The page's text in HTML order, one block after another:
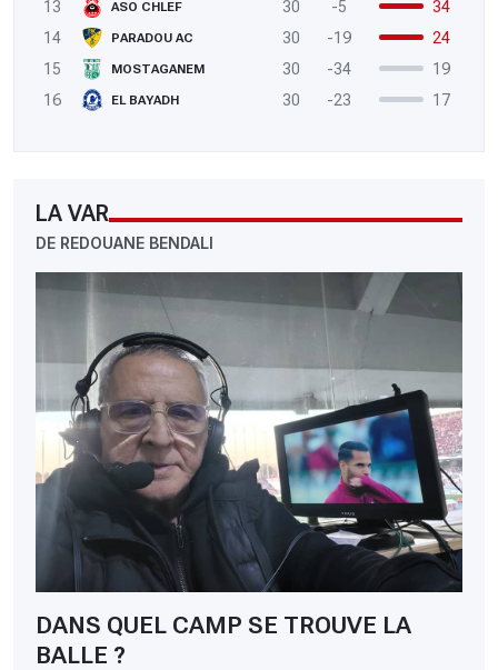
13
ASO CHLEF 30 -5
34
14
PARADOU AC 30 -19
24
15
MOSTAGANEM 30 -34
19
16
EL BAYADH 30 -23 17
LA VAR
DE REDOUANE BENDALI
DANS QUEL CAMP SE TROUVE LA
BALLE ?